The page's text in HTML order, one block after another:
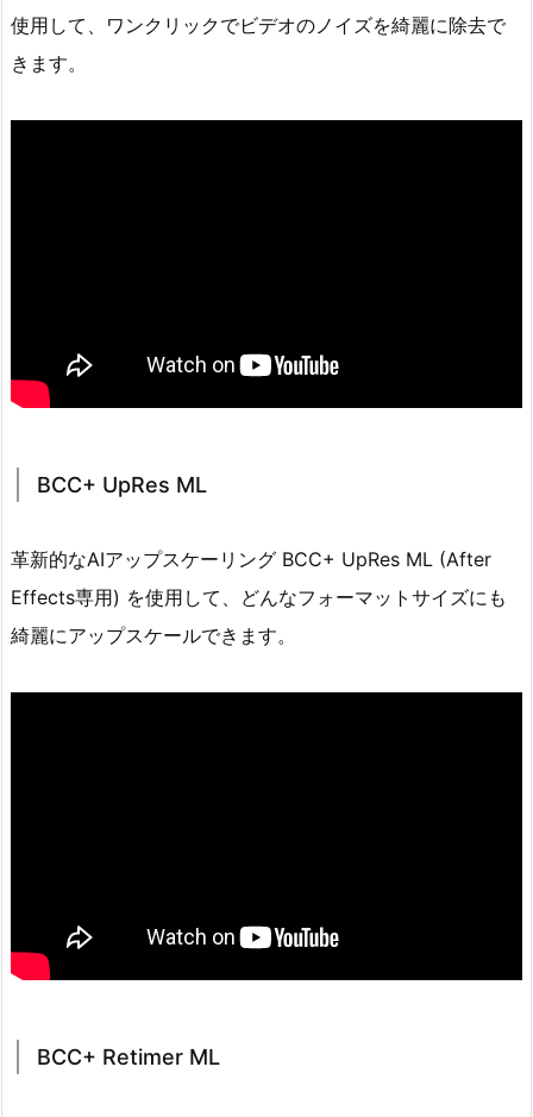
使用して、ワンクリックでビデオのノイズを綺麗に除去で
きます。
BCC+ UpRes ML
革新的なAIアップスケーリング BCC+ UpRes ML (After
Effects専用) を使用して、どんなフォーマットサイズにも
綺麗にアップスケールできます。
BCC+ Retimer ML